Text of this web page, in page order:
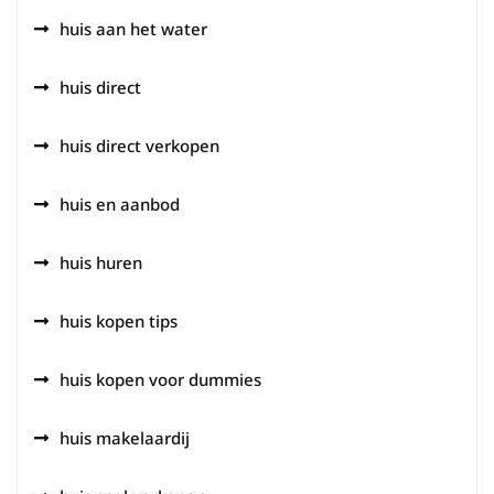
huis aan het water
huis direct
huis direct verkopen
huis en aanbod
huis huren
huis kopen tips
huis kopen voor dummies
huis makelaardij